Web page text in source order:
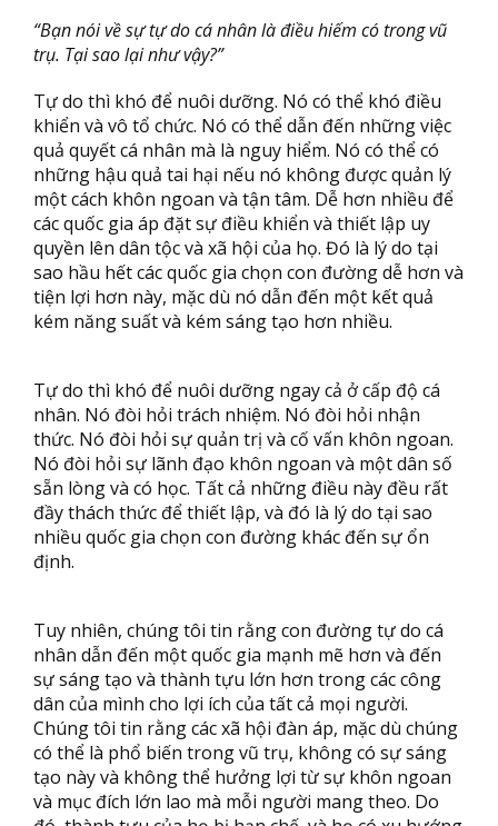
“Bạn nói về sự tự do cá nhân là điều hiếm có trong vũ
trụ. Tại sao lại như vậy?”
Tự do thì khó để nuôi dưỡng. Nó có thể khó điều
khiển và vô tổ chức. Nó có thể dẫn đến những việc
quả quyết cá nhân mà là nguy hiểm. Nó có thể có
những hậu quả tai hại nếu nó không được quản lý
một cách khôn ngoan và tận tâm. Dễ hơn nhiều để
các quốc gia áp đặt sự điều khiển và thiết lập uy
quyền lên dân tộc và xã hội của họ. Đó là lý do tại
sao hầu hết các quốc gia chọn con đường dễ hơn và
tiện lợi hơn này, mặc dù nó dẫn đến một kết quả
kém năng suất và kém sáng tạo hơn nhiều.
Tự do thì khó để nuôi dưỡng ngay cả ở cấp độ cá
nhân. Nó đòi hỏi trách nhiệm. Nó đòi hỏi nhận
thức. Nó đòi hỏi sự quản trị và cố vấn khôn ngoan.
Nó đòi hỏi sự lãnh đạo khôn ngoan và một dân số
sẵn lòng và có học. Tất cả những điều này đều rất
đầy thách thức để thiết lập, và đó là lý do tại sao
nhiều quốc gia chọn con đường khác đến sự ổn
định.
Tuy nhiên, chúng tôi tin rằng con đường tự do cá
nhân dẫn đến một quốc gia mạnh mẽ hơn và đến
sự sáng tạo và thành tựu lớn hơn trong các công
dân của mình cho lợi ích của tất cả mọi người.
Chúng tôi tin rằng các xã hội đàn áp, mặc dù chúng
có thể là phổ biến trong vũ trụ, không có sự sáng
tạo này và không thể hưởng lợi từ sự khôn ngoan
và mục đích lớn lao mà mỗi người mang theo. Do